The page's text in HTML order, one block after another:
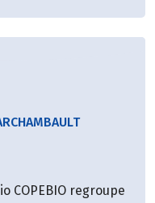
COPEBIO regroupe